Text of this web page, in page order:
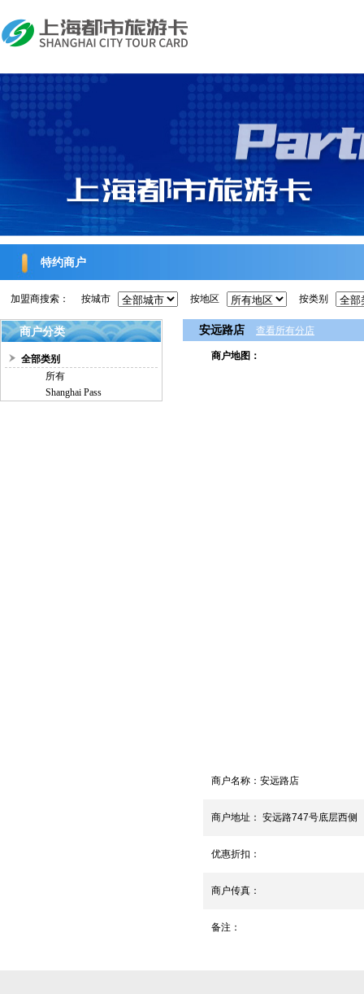
特约商户
加盟商搜索： 按城市 按地区 按类别
商户分类
全部类别
所有
Shanghai Pass
安远路店 查看所有分店
商户地图：
商户名称： 安远路店
商户地址： 安远路747号底层西侧
优惠折扣：
商户传真：
备注：